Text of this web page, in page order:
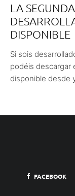
LA
DISPONIBLE
Si sois
podéis descargar
disponible desde
FACEBOOK